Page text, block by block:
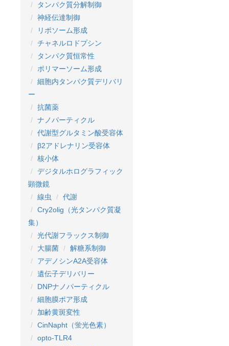
タンパク質分解制御
神経伝達制御
リポソーム形成
チャネルロドプシン
タンパク質恒常性
ポリマーソーム形成
細胞内タンパク質デリバリ
ー
抗菌薬
ナノパーティクル
代謝型グルタミン酸受容体
β2アドレナリン受容体
核小体
デジタルホログラフィック
顕微鏡
線虫
代謝
Cry2olig（光タンパク質凝
集）
光代謝フラックス制御
大腸菌
解糖系制御
アデノシンA2A受容体
遺伝子デリバリー
DNPナノパーティクル
細胞膜ポア形成
加齢黄斑変性
CinNapht（蛍光色素）
opto-TLR4